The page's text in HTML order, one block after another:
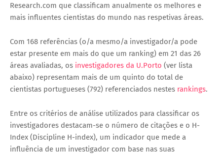
Research.com que classificam anualmente os melhores e
mais influentes cientistas do mundo nas respetivas áreas.
Com 168 referências (o/a mesmo/a investigador/a pode
estar presente em mais do que um ranking) em 21 das 26
áreas avaliadas, os investigadores da U.Porto (ver lista
abaixo) representam mais de um quinto do total de
cientistas portugueses (792) referenciados nestes rankings.
Entre os critérios de análise utilizados para classificar os
investigadores destacam-se o número de citações e o H-
Index (Discipline H-index), um indicador que mede a
influência de um investigador com base nas suas